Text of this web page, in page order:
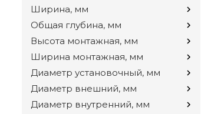
Ширина, мм
Общая глубина, мм
Высота монтажная, мм
Ширина монтажная, мм
Диаметр установочный, мм
Диаметр внешний, мм
Диаметр внутренний, мм